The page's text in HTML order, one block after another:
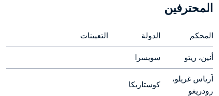
المحترفين
المحكم الدولة التعيينات
أنين، ريتو سويسرا
رودريغو
كوستاريكا